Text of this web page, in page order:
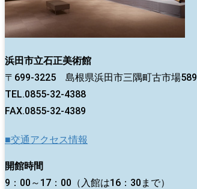
浜田市立石正美術館
〒699-3225 島根県浜田市三隅町古市場589
TEL.0855-32-4388
FAX.0855-32-4389
■交通アクセス情報
開館時間
9：00～17：00（入館は16：30まで）